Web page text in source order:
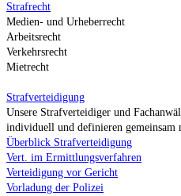
Strafrecht
Medien- und Urheberrecht
Arbeitsrecht
Verkehrsrecht
Mietrecht
Strafverteidigung
Unsere Strafverteidiger und
individuell und definieren
Überblick Strafverteidigung
Vert. im Ermittlungsverfahren
Verteidigung vor Gericht
Vorladung der Polizei